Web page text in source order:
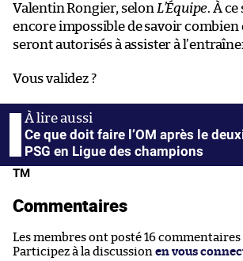
Valentin Rongier, selon L’Équipe. À ce
encore impossible de savoir combien
seront autorisés à assister à
Vous validez ?
Ce que doit faire l’OM après le
PSG en Ligue des champions
TM
Commentaires
Les membres ont posté 16
Participez à la discussion en vous